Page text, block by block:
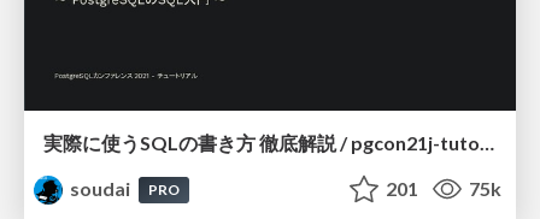
実際に使うSQLの書き方 徹底解説 / pgcon21j-tutorial
soudai
PRO 201 75k